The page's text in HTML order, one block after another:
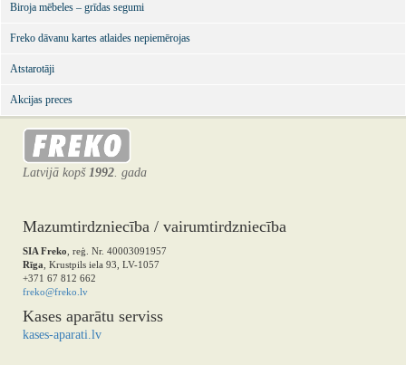
Biroja mēbeles – grīdas segumi
Freko dāvanu kartes atlaides nepiemērojas
Atstarotāji
Akcijas preces
Latvijā kopš 1992. gada
Mazumtirdzniecība / vairumtirdzniecība
SIA Freko , reģ. Nr. 40003091957
Rīga , Krustpils iela 93, LV-1057
+371 67 812 662
freko@freko.lv
Kases aparātu serviss
kases-aparati.lv